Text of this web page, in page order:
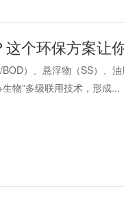
个环保方案让
）、悬浮物（SS）、
物”多级联用技术，形成...